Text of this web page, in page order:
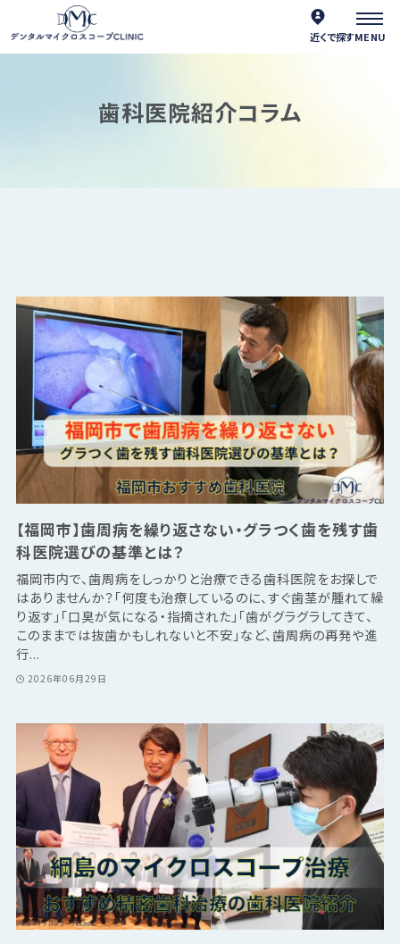
近くで探す
歯科医院紹介コラム
【福岡市】歯周病を繰り返さない・グラつく歯を残す歯
科医院選びの基準とは？
福岡市内で、歯周病をしっかりと治療できる歯科医院をお探しで
はありませんか？「何度も治療しているのに、すぐ歯茎が腫れて繰
り返す」「口臭が気になる・指摘された」「歯がグラグラしてきて、
このままでは抜歯かもしれないと不安」など、歯周病の再発や進
行...
2026年06月29日